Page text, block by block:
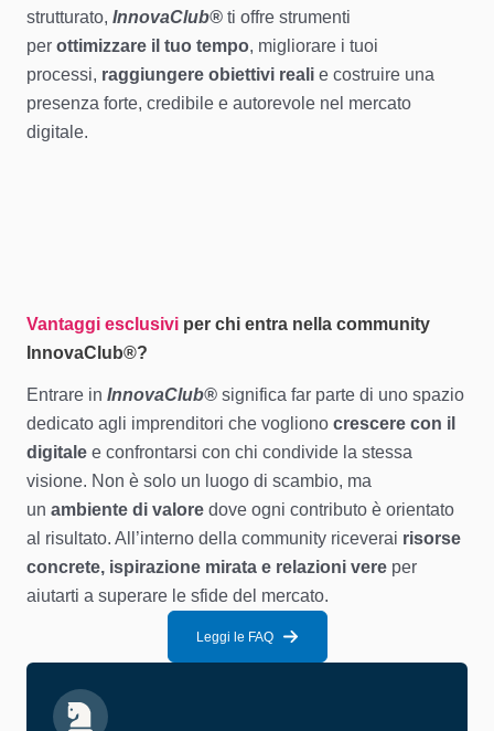
strutturato, InnovaClub® ti offre strumenti
per ottimizzare il tuo tempo, migliorare i tuoi
processi, raggiungere obiettivi reali e costruire una
presenza forte, credibile e autorevole nel mercato
digitale.
Vantaggi esclusivi per chi entra nella community
InnovaClub®?
Entrare in InnovaClub® significa far parte di uno spazio
dedicato agli imprenditori che vogliono crescere con il
digitale e confrontarsi con chi condivide la stessa
visione. Non è solo un luogo di scambio, ma
un ambiente di valore dove ogni contributo è orientato
al risultato. All’interno della community riceverai risorse
concrete, ispirazione mirata e relazioni vere per
aiutarti a superare le sfide del mercato.
Leggi le FAQ